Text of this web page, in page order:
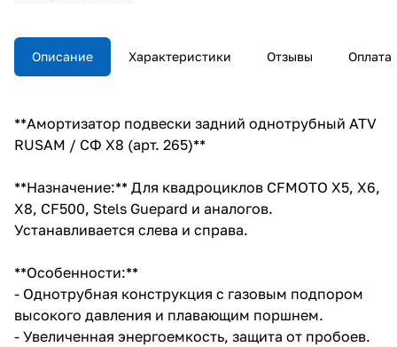
Описание Характеристики Отзывы Оплата
**Амортизатор подвески задний однотрубный ATV
RUSAM / СФ Х8 (арт. 265)**
**Назначение:** Для квадроциклов CFMOTO X5, X6,
X8, CF500, Stels Guepard и аналогов.
Устанавливается слева и справа.
**Особенности:**
- Однотрубная конструкция с газовым подпором
высокого давления и плавающим поршнем.
- Увеличенная энергоемкость, защита от пробоев.